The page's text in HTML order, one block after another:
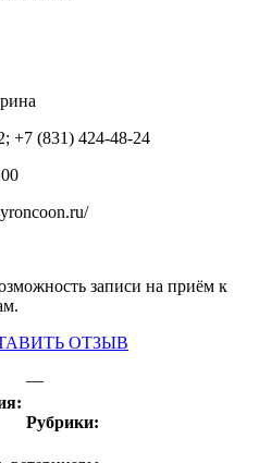
+7 (831) 424-48-24
записи на приём к
ОТЗЫВ
—
Рубрики: